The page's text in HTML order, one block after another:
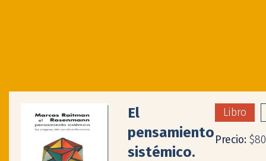
El
pensamiento
sistémico.
Libro
Precio: $80